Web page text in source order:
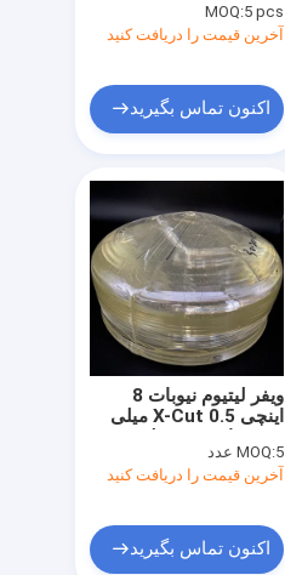
Ra<0.5nm
MOQ:5 pcs
آخرین قیمت را دریافت کنید
اکنون تماس بگیرید
ویفر لیتیوم نیوبات 8
اینچی X-Cut 0.5 میلی
نانومتری
MOQ:5 عدد
آخرین قیمت را دریافت کنید
اکنون تماس بگیرید